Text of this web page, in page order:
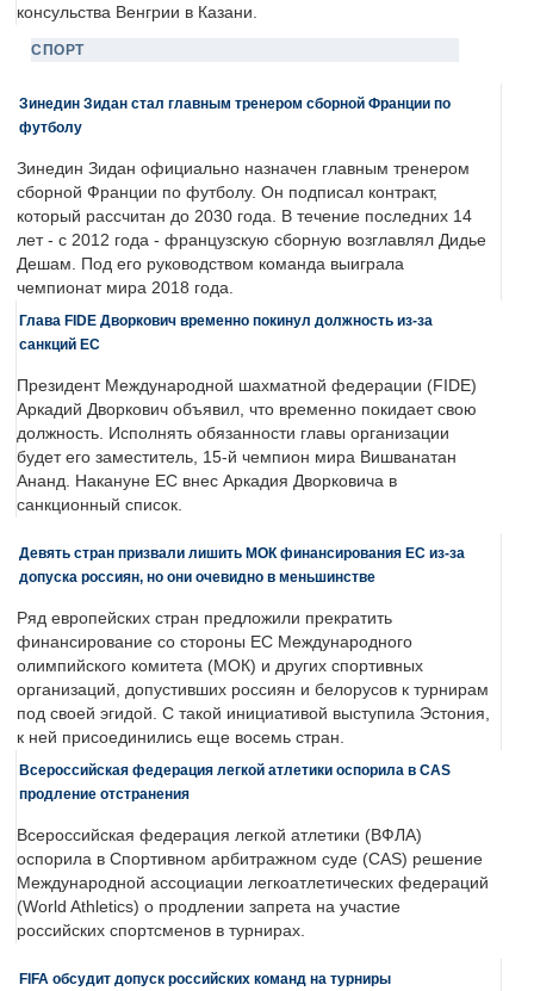
консульства Венгрии в Казани.
СПОРТ
Зинедин Зидан стал главным тренером сборной Франции по
футболу
Зинедин Зидан официально назначен главным тренером
сборной Франции по футболу. Он подписал контракт,
который рассчитан до 2030 года. В течение последних 14
лет - с 2012 года - французскую сборную возглавлял Дидье
Дешам. Под его руководством команда выиграла
чемпионат мира 2018 года.
Глава FIDE Дворкович временно покинул должность из-за
санкций ЕС
Президент Международной шахматной федерации (FIDE)
Аркадий Дворкович объявил, что временно покидает свою
должность. Исполнять обязанности главы организации
будет его заместитель, 15-й чемпион мира Вишванатан
Ананд. Накануне ЕС внес Аркадия Дворковича в
санкционный список.
Девять стран призвали лишить МОК финансирования ЕС из-за
допуска россиян, но они очевидно в меньшинстве
Ряд европейских стран предложили прекратить
финансирование со стороны ЕС Международного
олимпийского комитета (МОК) и других спортивных
организаций, допустивших россиян и белорусов к турнирам
под своей эгидой. С такой инициативой выступила Эстония,
к ней присоединились еще восемь стран.
Всероссийская федерация легкой атлетики оспорила в CAS
продление отстранения
Всероссийская федерация легкой атлетики (ВФЛА)
оспорила в Спортивном арбитражном суде (CAS) решение
Международной ассоциации легкоатлетических федераций
(World Athletics) о продлении запрета на участие
российских спортсменов в турнирах.
FIFA обсудит допуск российских команд на турниры